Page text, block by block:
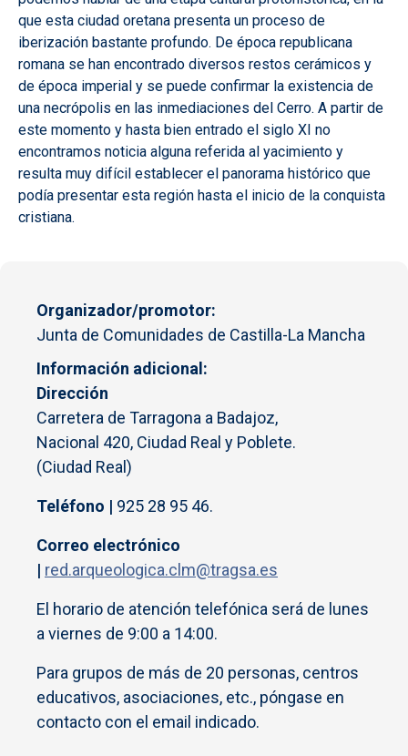
que esta ciudad oretana presenta un proceso de
iberización bastante profundo. De época republicana
romana se han encontrado diversos restos cerámicos y
de época imperial y se puede confirmar la existencia de
una necrópolis en las inmediaciones del Cerro. A partir de
este momento y hasta bien entrado el siglo XI no
encontramos noticia alguna referida al yacimiento y
resulta muy difícil establecer el panorama histórico que
podía presentar esta región hasta el inicio de la conquista
cristiana.
Organizador/promotor
Junta de Comunidades de Castilla-La Mancha
Información adicional
Dirección
Carretera de Tarragona a Badajoz,
Nacional 420, Ciudad Real y Poblete.
(Ciudad Real)
Teléfono | 925 28 95 46.
Correo electrónico
| red.arqueologica.clm@tragsa.es
El horario de atención telefónica será de lunes
a viernes de 9:00 a 14:00.
Para grupos de más de 20 personas, centros
educativos, asociaciones, etc., póngase en
contacto con el email indicado.